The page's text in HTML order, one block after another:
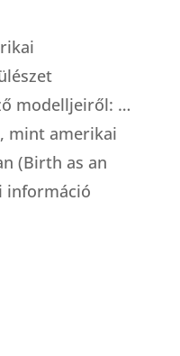
modelljeiről: …
mint amerikai
(Birth as an
információ: